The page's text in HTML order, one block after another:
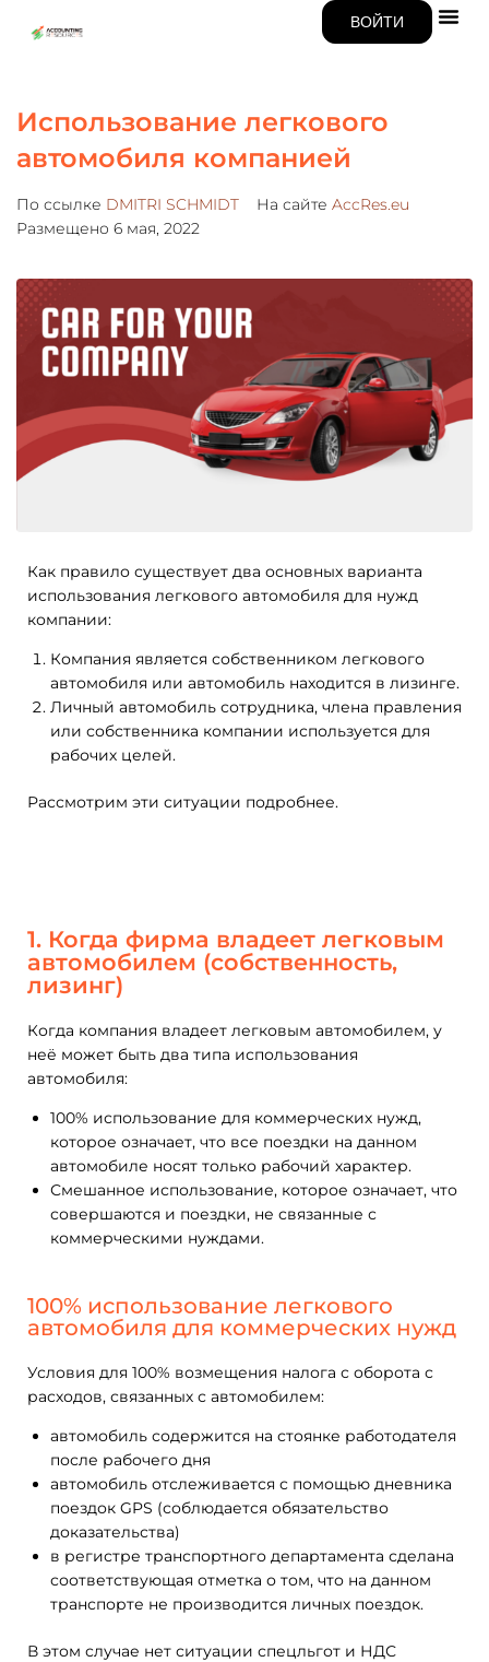
ВОЙТИ
Использование легкового
автомобиля компанией
По ссылке DMITRI SCHMIDT На сайте AccRes.eu
Размещено 6 мая, 2022
Как правило существует два основных варианта
использования легкового автомобиля для нужд
компании:
Компания является собственником легкового
автомобиля или автомобиль находится в лизинге.
Личный автомобиль сотрудника, члена правления
или собственника компании используется для
рабочих целей.
Рассмотрим эти ситуации подробнее.
1. Когда фирма владеет легковым
автомобилем (собственность,
лизинг)
Когда компания владеет легковым автомобилем, у
неё может быть два типа использования
автомобиля:
100% использование для коммерческих нужд,
которое означает, что все поездки на данном
автомобиле носят только рабочий характер.
Смешанное использование, которое означает, что
совершаются и поездки, не связанные с
коммерческими нуждами.
100% использование легкового
автомобиля для коммерческих нужд
Условия для 100% возмещения налога с оборота с
расходов, связанных с автомобилем:
автомобиль содержится на стоянке работодателя
после рабочего дня
автомобиль отслеживается с помощью дневника
поездок GPS (соблюдается обязательство
доказательства)
в регистре транспортного департамента сделана
соответствующая отметка о том, что на данном
транспорте не производится личных поездок.
В этом случае нет ситуации спецльгот и НДС